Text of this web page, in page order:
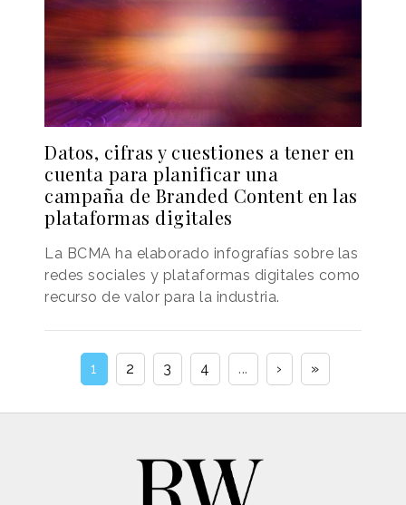
Datos, cifras y cuestiones a tener en
cuenta para planificar una
campaña de Branded Content en las
plataformas digitales
La BCMA ha elaborado infografías sobre las
redes sociales y plataformas digitales como
recurso de valor para la industria.
1 2 3 4 ... › »